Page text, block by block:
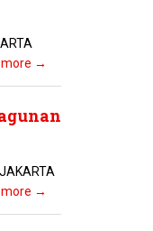
more →
more →